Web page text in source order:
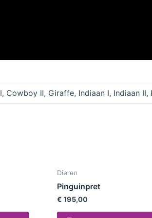
II, Giraffe, Indiaan I, Indiaan II,
Dieren
Pinguinpret
€ 195,00